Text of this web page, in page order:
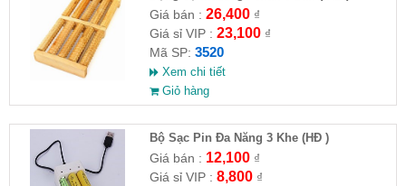
Giá bán : 26,400₫
Giá sỉ VIP : 23,100₫
Mã SP: 3520
Xem chi tiết
Giỏ hàng
Bộ Sạc Pin Đa Năng 3 Khe (HĐ )
Giá bán : 12,100₫
Giá sỉ VIP : 8,800₫